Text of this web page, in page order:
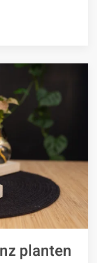
planten